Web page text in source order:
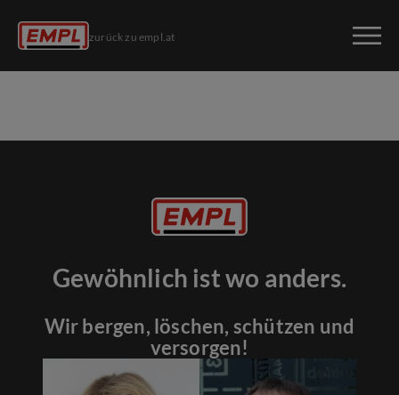
zurück zu empl.at
Gewöhnlich ist wo anders.
Wir bergen, löschen, schützen und
versorgen!